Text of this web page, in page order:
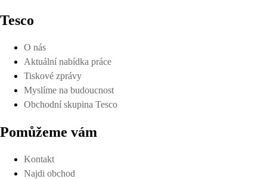
Tesco
O nás
Aktuální nabídka práce
Tiskové zprávy
Myslíme na budoucnost
Obchodní skupina Tesco
Pomůžeme vám
Kontakt
Najdi obchod